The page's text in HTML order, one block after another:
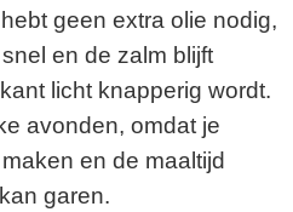
geen extra olie nodig,
en de zalm blijft
licht knapperig wordt.
avonden, omdat je
en de maaltijd
garen.